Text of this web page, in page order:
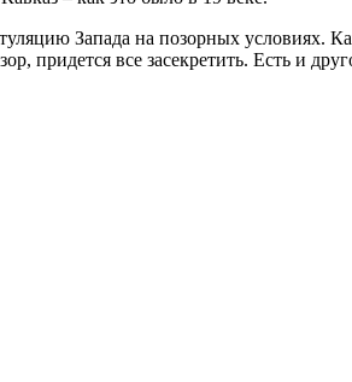
Запада на позорных условиях.
придется все засекретить. Есть и